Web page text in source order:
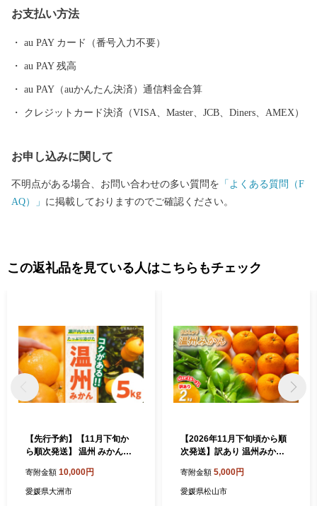
お支払い方法
au PAY カード（番号入力不要）
au PAY 残高
au PAY（auかんたん決済）通信料金合算
クレジットカード決済（VISA、Master、JCB、Diners、AMEX）
お申し込みに関して
不明点がある場合、お問い合わせの多い質問を 「よくある質問（F
AQ）」 に掲載しておりますのでご確認ください。
この返礼品を見ている人はこちらもチェック
【先行予約】【11月下旬か
ら順次発送】 温州 みかん
イズ混合） 愛媛県大洲市/永
沼農園[AGAW001] 先行予約
寄附金額 10,000円
愛媛県大洲市
【2026年11月下旬頃から順
次発送】訳あり 温州みかん 2
20号 みかん 数量限定 みかん
愛媛県産 みかん 松山市 みか
寄附金額 5,000円
愛媛県松山市